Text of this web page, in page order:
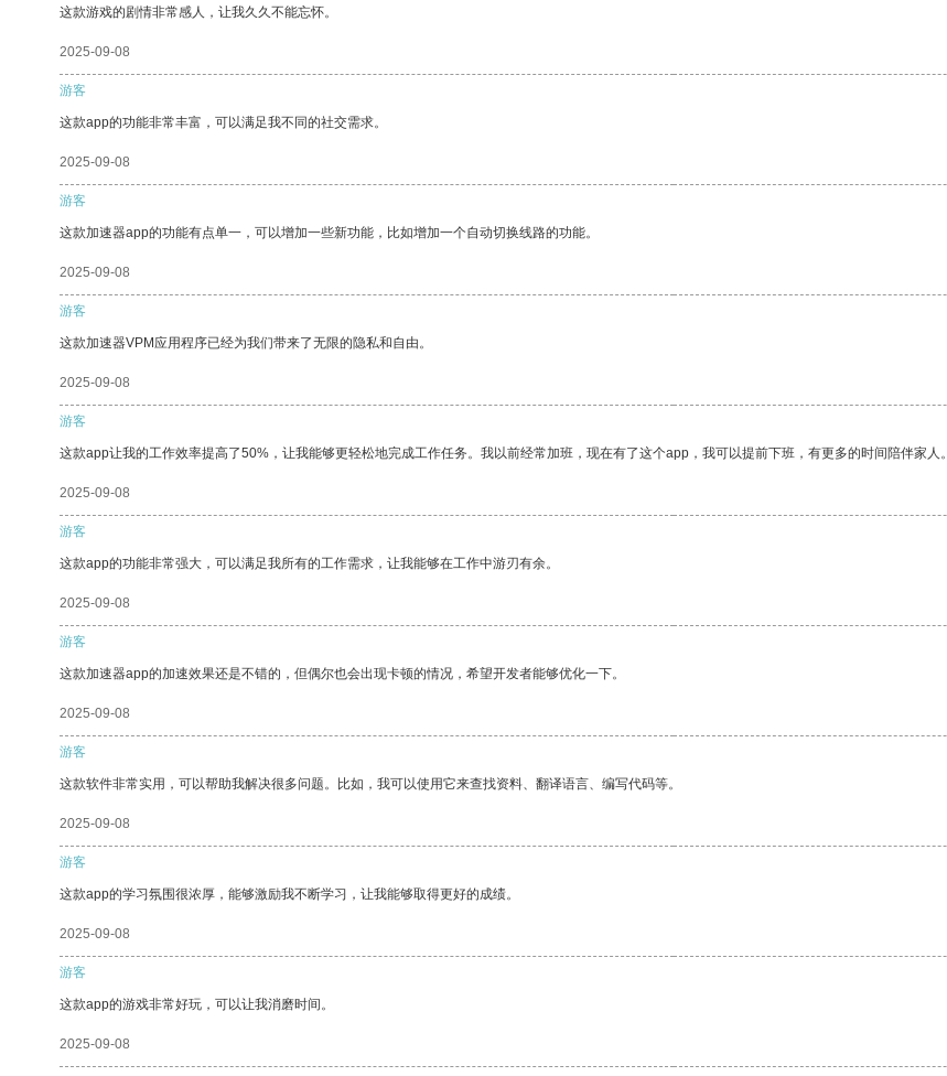
这款游戏的剧情非常感人，让我久久不能忘怀。
2025-09-08
游客
这款app的功能非常丰富，可以满足我不同的社交需求。
2025-09-08
游客
这款加速器app的功能有点单一，可以增加一些新功能，比如增加一个自动切换线路的功能。
2025-09-08
游客
这款加速器VPM应用程序已经为我们带来了无限的隐私和自由。
2025-09-08
游客
这款app让我的工作效率提高了50%，让我能够更轻松地完成工作任务。我以前经常加班，现在有了这个app，我可以提前下班，有更多的时间陪伴家人。
2025-09-08
游客
这款app的功能非常强大，可以满足我所有的工作需求，让我能够在工作中游刃有余。
2025-09-08
游客
这款加速器app的加速效果还是不错的，但偶尔也会出现卡顿的情况，希望开发者能够优化一下。
2025-09-08
游客
这款软件非常实用，可以帮助我解决很多问题。比如，我可以使用它来查找资料、翻译语言、编写代码等。
2025-09-08
游客
这款app的学习氛围很浓厚，能够激励我不断学习，让我能够取得更好的成绩。
2025-09-08
游客
这款app的游戏非常好玩，可以让我消磨时间。
2025-09-08